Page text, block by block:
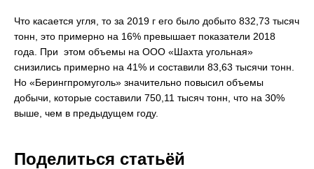
Что касается угля, то за 2019 г его было добыто 832,73 тысяч
тонн, это примерно на 16% превышает показатели 2018
года. При этом объемы на ООО «Шахта угольная»
снизились примерно на 41% и составили 83,63 тысячи тонн.
Но «Берингпромуголь» значительно повысил объемы
добычи, которые составили 750,11 тысяч тонн, что на 30%
выше, чем в предыдущем году.
Поделиться статьёй